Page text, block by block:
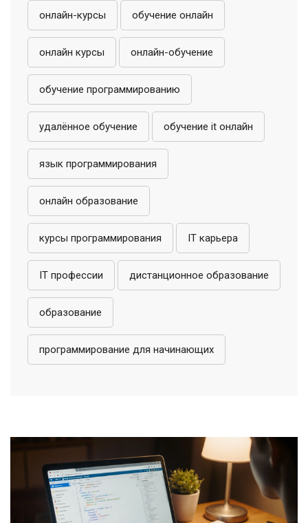
онлайн-курсы обучение онлайн
онлайн курсы онлайн-обучение
обучение программированию
удалённое обучение обучение it онлайн
язык программирования
онлайн образование
курсы программирования IT карьера
IT профессии дистанционное образование
образование
программирование для начинающих